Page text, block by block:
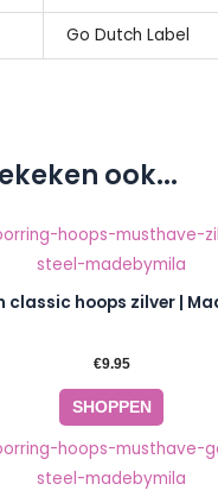
Go Dutch Label
ook...
classic hoops zilver |
€9.95
SHOPPEN